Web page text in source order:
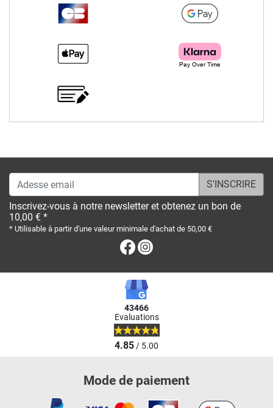
Adesse email
Inscrivez-vous à notre newsletter et obtenez un bon de
10,00 € *
* Utilisable à partir d'une valeur minimale d'achat de 50,00 €
Facebook
43466
Evaluations
4.85/ 5.00
Mode de paiement